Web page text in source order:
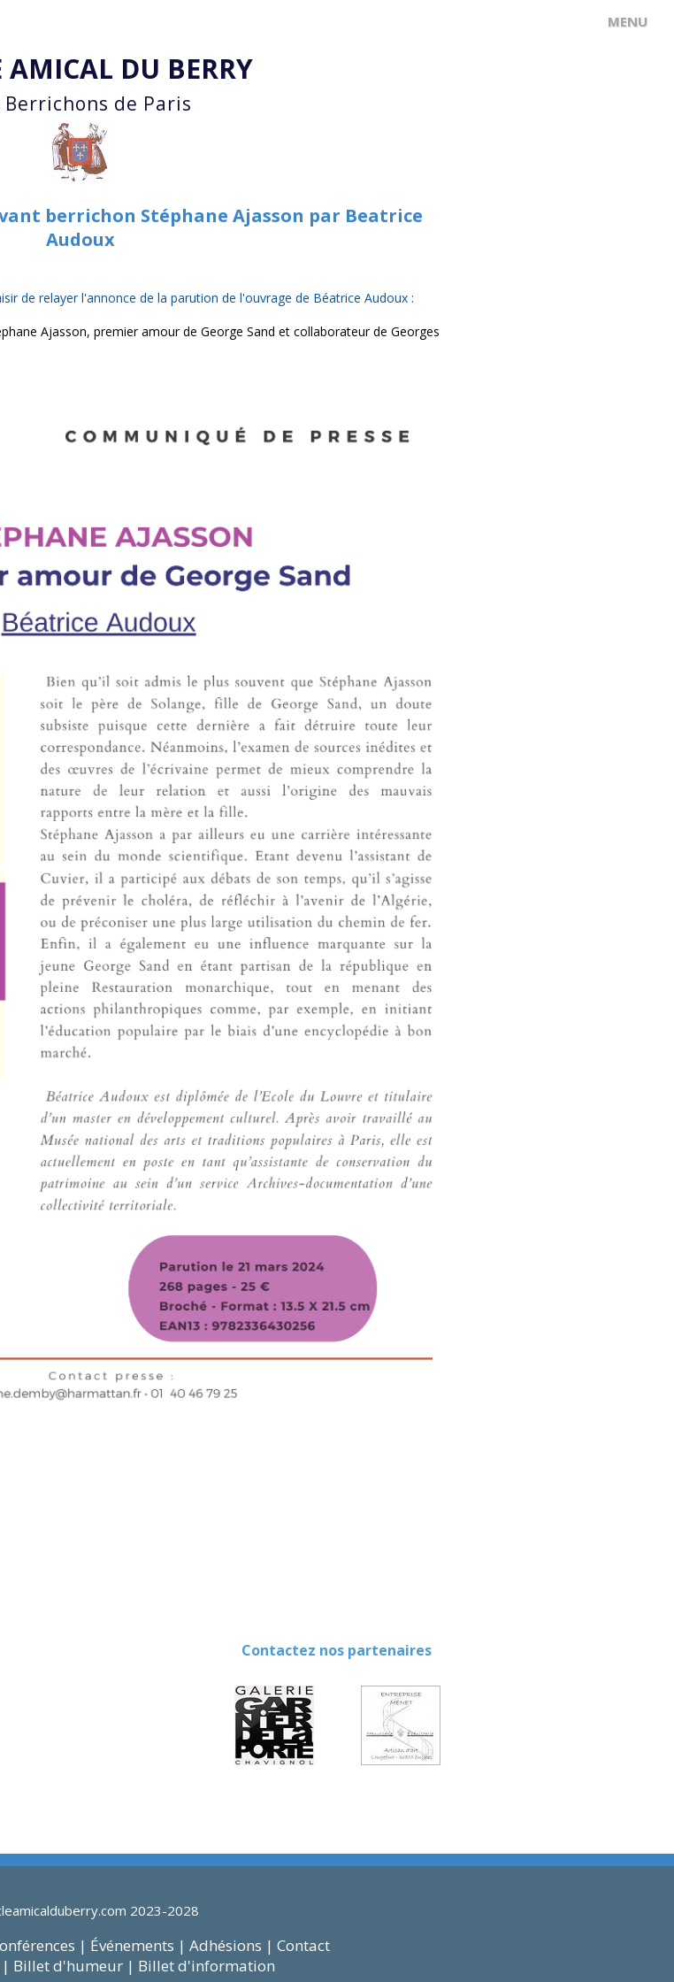
AMICAL DU BERRY
Berrichons de Paris
berrichon Stéphane Ajasson par Beatrice
Audoux
de relayer l'annonce de la parution de l'ouvrage de Béatrice Audoux :
Ajasson, premier amour de George Sand et collaborateur de Georges
Contactez nos partenaires
2023-2028
| Événements | Adhésions | Contact
Billet d'humeur | Billet d'information